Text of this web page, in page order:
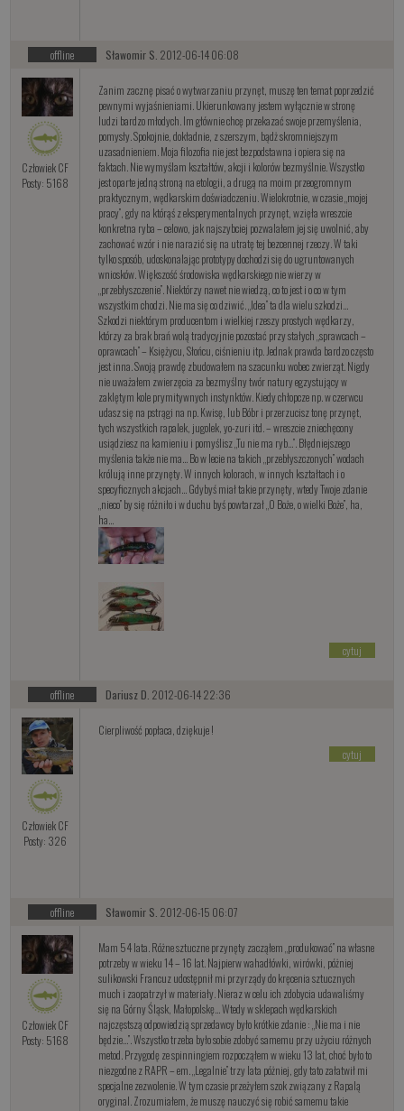
offline Sławomir S. 2012-06-14 06:08
Człowiek CF
Posty: 5168
Zanim zacznę pisać o wytwarzaniu przynęt, muszę ten temat poprzedzić
pewnymi wyjaśnieniami. Ukierunkowany jestem wyłącznie w stronę
ludzi bardzo młodych. Im głównie chcę przekazać swoje przemyślenia,
pomysły. Spokojnie, dokładnie, z szerszym, bądż skromniejszym
uzasadnieniem. Moja filozofia nie jest bezpodstawna i opiera się na
faktach. Nie wymyślam kształtów, akcji i kolorów bezmyślnie. Wszystko
jest oparte jedną stroną na etologii, a drugą na moim przeogromnym
praktycznym, wędkarskim doświadczeniu. Wielokrotnie, w czasie „mojej
pracy”, gdy na którąś z eksperymentalnych przynęt, wzięła wreszcie
konkretna ryba – celowo, jak najszybciej pozwalałem jej się uwolnić, aby
zachować wzór i nie narazić się na utratę tej bezcennej rzeczy. W taki
tylko sposób, udoskonalając prototypy dochodzi się do ugruntowanych
wniosków. Większość środowiska wędkarskiego nie wierzy w
„przebłyszczenie”. Niektórzy nawet nie wiedzą, co to jest i o co w tym
wszystkim chodzi. Nie ma się co dziwić. „Idea” ta dla wielu szkodzi…
Szkodzi niektórym producentom i wielkiej rzeszy prostych wędkarzy,
którzy za brak brań wolą tradycyjnie pozostać przy stałych „sprawcach –
oprawcach” – Księżycu, Słońcu, ciśnieniu itp. Jednak prawda bardzo często
jest inna. Swoją prawdę zbudowałem na szacunku wobec zwierząt. Nigdy
nie uważałem zwierzęcia za bezmyślny twór natury egzystujący w
zaklętym kole prymitywnych instynktów. Kiedy chłopcze np. w czerwcu
udasz się na pstrągi na np. Kwisę, lub Bóbr i przerzucisz tonę przynęt,
tych wszystkich rapalek, jugolek, yo-zuri itd. – wreszcie zniechęcony
usiądziesz na kamieniu i pomyślisz „Tu nie ma ryb…”. Błędniejszego
myślenia także nie ma… Bo w lecie na takich „przebłyszczonych” wodach
królują inne przynęty. W innych kolorach, w innych kształtach i o
specyficznych akcjach… Gdybyś miał takie przynęty, wtedy Twoje zdanie
„nieco” by się różniło i w duchu byś powtarzał „O Boże, o wielki Boże”, ha,
ha…
cytuj
offline Dariusz D. 2012-06-14 22:36
Człowiek CF
Posty: 326
Cierpliwość popłaca, dziękuje !
cytuj
offline Sławomir S. 2012-06-15 06:07
Człowiek CF
Posty: 5168
Mam 54 lata. Różne sztuczne przynęty zacząłem „produkować” na własne
potrzeby w wieku 14 – 16 lat. Najpierw wahadłówki, wirówki, póżniej
sulikowski Francuz udostępnił mi przyrządy do kręcenia sztucznych
much i zaopatrzył w materiały. Nieraz w celu ich zdobycia udawaliśmy
się na Górny Śląsk, Małopolskę… Wtedy w sklepach wędkarskich
najczęstszą odpowiedzią sprzedawcy było krótkie zdanie : „Nie ma i nie
będzie…”. Wszystko trzeba było sobie zdobyć samemu przy użyciu różnych
metod. Przygodę ze spinningiem rozpocząłem w wieku 13 lat, choć było to
niezgodne z RAPR – em. „Legalnie” trzy lata póżniej, gdy tato załatwił mi
specjalne zezwolenie. W tym czasie przeżyłem szok związany z Rapalą
oryginal. Zrozumiałem, że muszę nauczyć się robić samemu takie